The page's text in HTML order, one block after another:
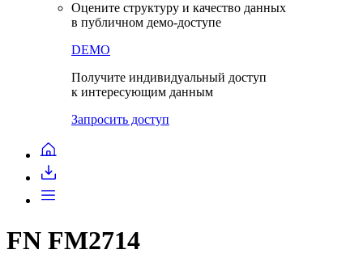
Оцените структуру и качество данных
в публичном демо-доступе
DEMO
Получите индивидуальный доступ
к интересующим данным
Запросить доступ
FN FM2714